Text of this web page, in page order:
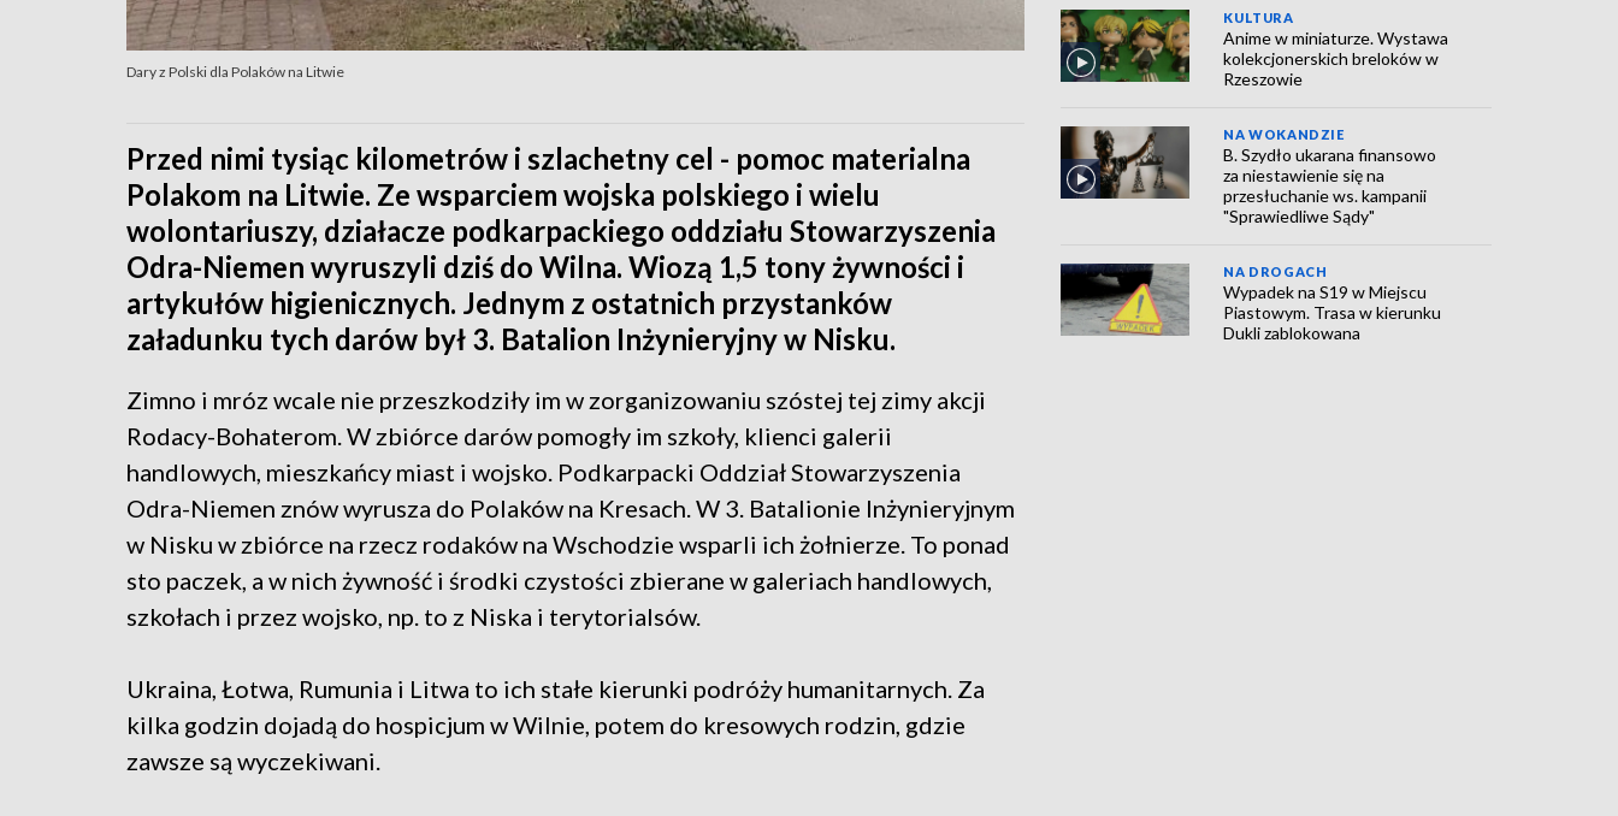
Dary z Polski dla Polaków na Litwie
Przed nimi tysiąc kilometrów i szlachetny cel - pomoc materialna
Polakom na Litwie. Ze wsparciem wojska polskiego i wielu
wolontariuszy, działacze podkarpackiego oddziału Stowarzyszenia
Odra-Niemen wyruszyli dziś do Wilna. Wiozą 1,5 tony żywności i
artykułów higienicznych. Jednym z ostatnich przystanków
załadunku tych darów był 3. Batalion Inżynieryjny w Nisku.
Zimno i mróz wcale nie przeszkodziły im w zorganizowaniu szóstej tej zimy akcji
Rodacy-Bohaterom. W zbiórce darów pomogły im szkoły, klienci galerii
handlowych, mieszkańcy miast i wojsko. Podkarpacki Oddział Stowarzyszenia
Odra-Niemen znów wyrusza do Polaków na Kresach. W 3. Batalionie Inżynieryjnym
w Nisku w zbiórce na rzecz rodaków na Wschodzie wsparli ich żołnierze. To ponad
sto paczek, a w nich żywność i środki czystości zbierane w galeriach handlowych,
szkołach i przez wojsko, np. to z Niska i terytorialsów.
Ukraina, Łotwa, Rumunia i Litwa to ich stałe kierunki podróży humanitarnych. Za
kilka godzin dojadą do hospicjum w Wilnie, potem do kresowych rodzin, gdzie
zawsze są wyczekiwani.
KULTURA
Anime w miniaturze. Wystawa
kolekcjonerskich breloków w
Rzeszowie
NA WOKANDZIE
B. Szydło ukarana finansowo
za niestawienie się na
przesłuchanie ws. kampanii
"Sprawiedliwe Sądy"
NA DROGACH
Wypadek na S19 w Miejscu
Piastowym. Trasa w kierunku
Dukli zablokowana